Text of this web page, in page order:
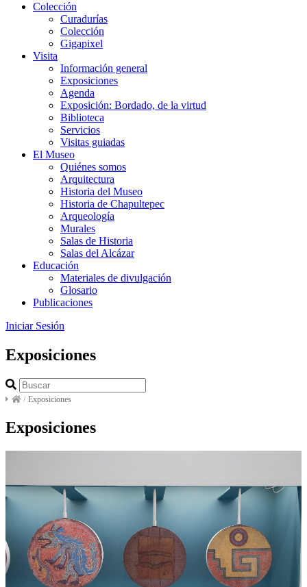
Colección
Curadurías
Colección
Gigapixel
Visita
Información general
Exposiciones
Agenda
Exposición: Bordado, de la virtud
Biblioteca
Servicios
Visitas guiadas
El Museo
Quiénes somos
Arquitectura
Historia del Museo
Historia de Chapultepec
Arqueología
Murales
Salas de Historia
Salas del Alcázar
Educación
Materiales de divulgación
Glosario
Publicaciones
Iniciar Sesión
Exposiciones
/ Exposiciones
Exposiciones